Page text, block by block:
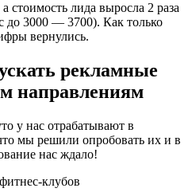
стоимость лида выросла 2 раза
до 3000 — 3700). Как только
вернулись.
рекламные
направлениям
у нас отрабатывают в
мы решили опробовать их и в
нас ждало!